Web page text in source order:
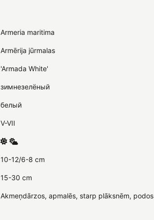
Armeria maritima
Armērija jūrmalas
'Armada White'
зимнезелёный
белый
V-VII
10-12/6-8 cm
15-30 cm
Akmeņdārzos, apmalēs, starp plāksnēm, podos